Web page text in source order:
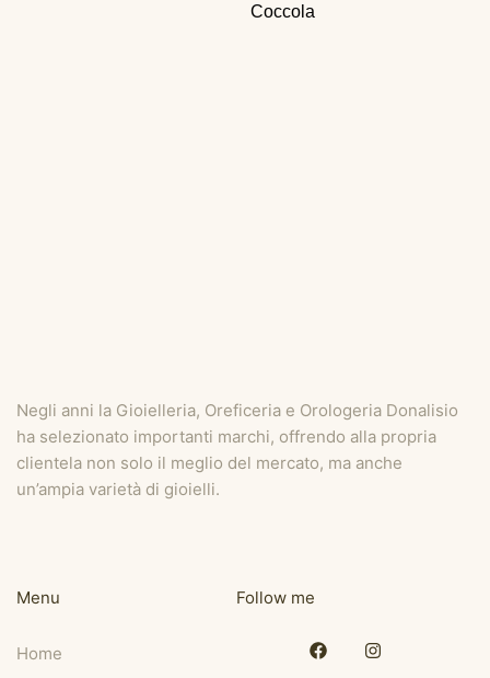
Coccola
Negli anni la Gioielleria, Oreficeria e Orologeria Donalisio
ha selezionato importanti marchi, offrendo alla propria
clientela non solo il meglio del mercato, ma anche
un’ampia varietà di gioielli.
Menu
Home
Follow me